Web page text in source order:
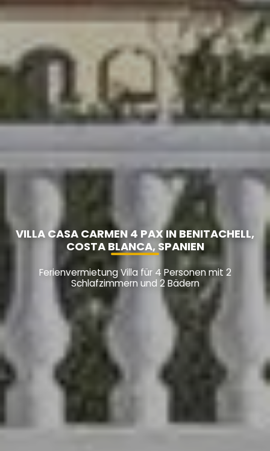
VILLA CASA CARMEN 4 PAX IN BENITACHELL,
COSTA BLANCA, SPANIEN
Ferienvermietung Villa für 4 Personen mit 2
Schlafzimmern und 2 Bädern